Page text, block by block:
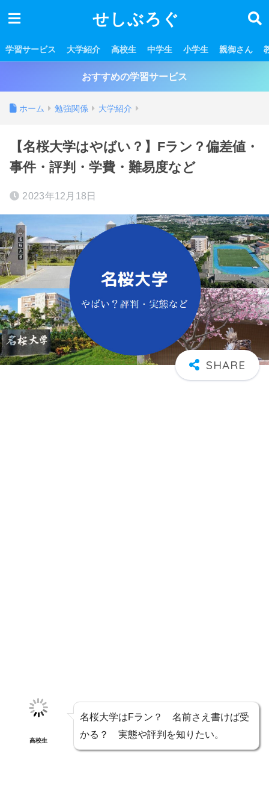
せしぶろぐ
学習サービス 大学紹介 高校生 中学生 小学生 親御さん
おすすめの学習サービス
ホーム 勉強関係 大学紹介
【名桜大学はやばい？】Fラン？偏差値・
事件・評判・学費・難易度など
2023年12月18日
高校生
名桜大学はFラン？ 名前さえ書けば受
かる？ 実態や評判を知りたい。